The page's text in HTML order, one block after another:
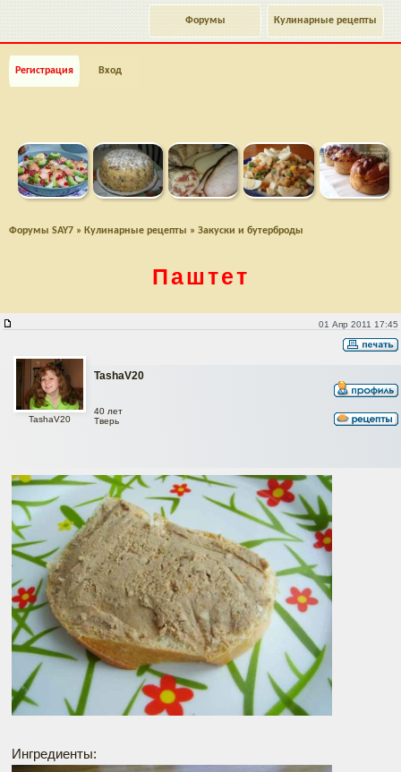
Кулинарные рецепты
Форумы
Регистрация Вход
Форумы SAY7 » Кулинарные рецепты » Закуски и бутерброды
Паштет
01 Апр 2011 17:45
TashaV20
TashaV20
40 лет
Тверь
Ингредиенты: